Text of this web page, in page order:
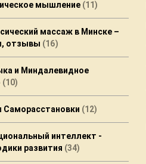
мышление 11
массаж в Минске –
отзывы
16
и Миндалевидное
10
Саморасстановки 12
интеллект -
развития 34